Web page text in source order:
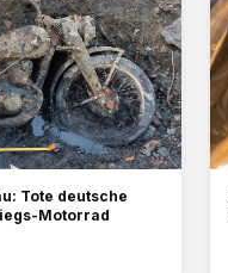
Tote deutsche
Motorrad